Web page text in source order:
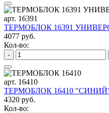
арт. 16391
ТЕРМОБЛОК 16391
4077 руб.
Кол-во:
-
арт. 16410
ТЕРМОБЛОК 16410
4320 руб.
Кол-во: